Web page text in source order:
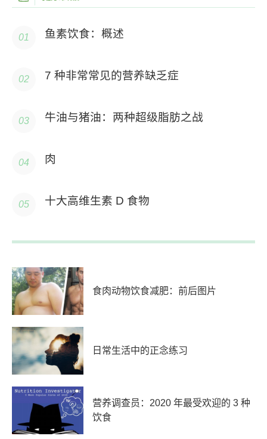
鱼素饮食：概述
7 种非常常见的营养缺乏症
牛油与猪油：两种超级脂肪之战
肉
十大高维生素 D 食物
食肉动物饮食减肥：前后图片
日常生活中的正念练习
营养调查员：2020 年最受欢迎的 3 种
饮食